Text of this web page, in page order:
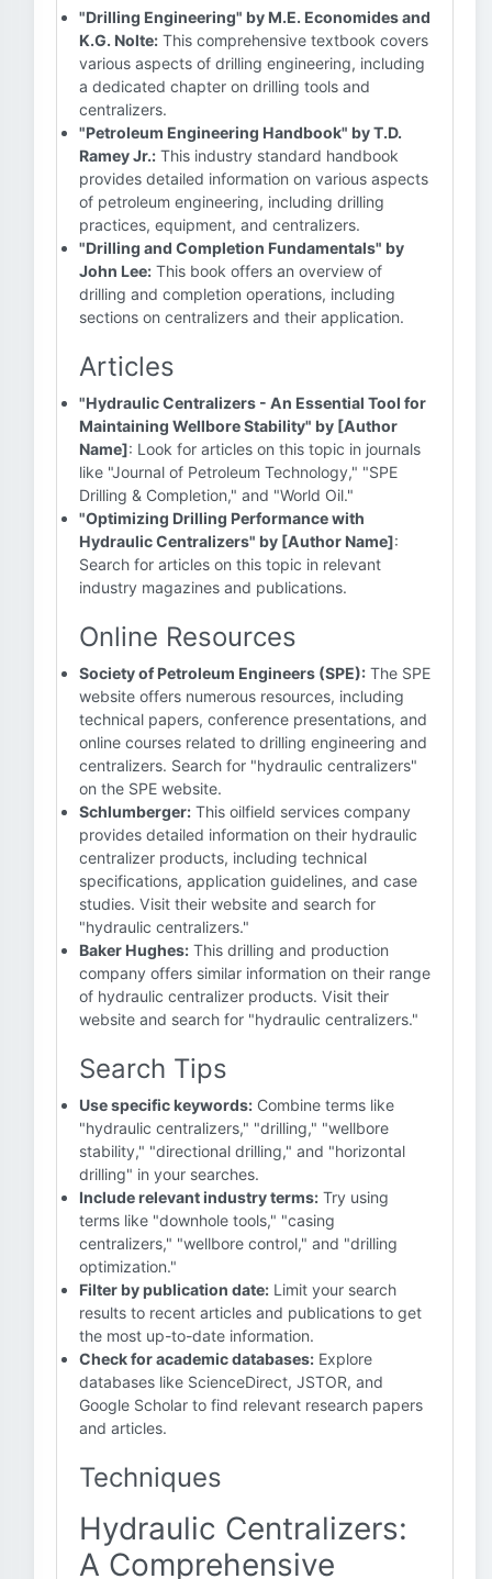
"Drilling Engineering" by M.E. Economides and
K.G. Nolte: This comprehensive textbook covers
various aspects of drilling engineering, including
a dedicated chapter on drilling tools and
centralizers.
"Petroleum Engineering Handbook" by T.D.
Ramey Jr.: This industry standard handbook
provides detailed information on various aspects
of petroleum engineering, including drilling
practices, equipment, and centralizers.
"Drilling and Completion Fundamentals" by
John Lee: This book offers an overview of
drilling and completion operations, including
sections on centralizers and their application.
Articles
"Hydraulic Centralizers - An Essential Tool for
Maintaining Wellbore Stability" by [Author
Name]: Look for articles on this topic in journals
like "Journal of Petroleum Technology," "SPE
Drilling & Completion," and "World Oil."
"Optimizing Drilling Performance with
Hydraulic Centralizers" by [Author Name]:
Search for articles on this topic in relevant
industry magazines and publications.
Online Resources
Society of Petroleum Engineers (SPE): The SPE
website offers numerous resources, including
technical papers, conference presentations, and
online courses related to drilling engineering and
centralizers. Search for "hydraulic centralizers"
on the SPE website.
Schlumberger: This oilfield services company
provides detailed information on their hydraulic
centralizer products, including technical
specifications, application guidelines, and case
studies. Visit their website and search for
"hydraulic centralizers."
Baker Hughes: This drilling and production
company offers similar information on their range
of hydraulic centralizer products. Visit their
website and search for "hydraulic centralizers."
Search Tips
Use specific keywords: Combine terms like
"hydraulic centralizers," "drilling," "wellbore
stability," "directional drilling," and "horizontal
drilling" in your searches.
Include relevant industry terms: Try using
terms like "downhole tools," "casing
centralizers," "wellbore control," and "drilling
optimization."
Filter by publication date: Limit your search
results to recent articles and publications to get
the most up-to-date information.
Check for academic databases: Explore
databases like ScienceDirect, JSTOR, and
Google Scholar to find relevant research papers
and articles.
Techniques
Hydraulic Centralizers:
A Comprehensive